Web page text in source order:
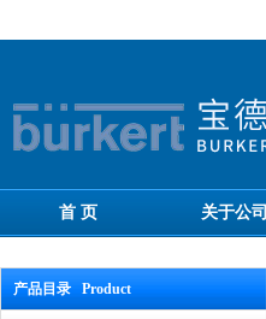
首 页 关于公司
产品目录 Product